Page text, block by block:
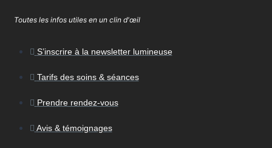
Toutes les infos utiles en un clin d'œil
S’inscrire à la newsletter lumineuse
Tarifs des soins & séances
Prendre rendez-vous
Avis & témoignages